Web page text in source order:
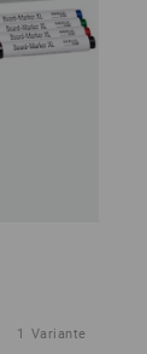
1 Variante